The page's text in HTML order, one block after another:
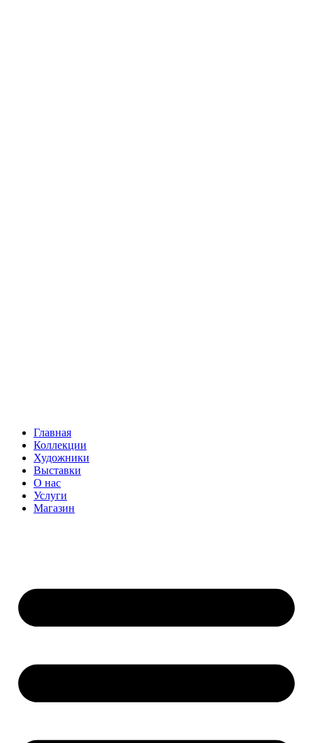
Главная
Коллекции
Художники
Выставки
О нас
Услуги
Магазин